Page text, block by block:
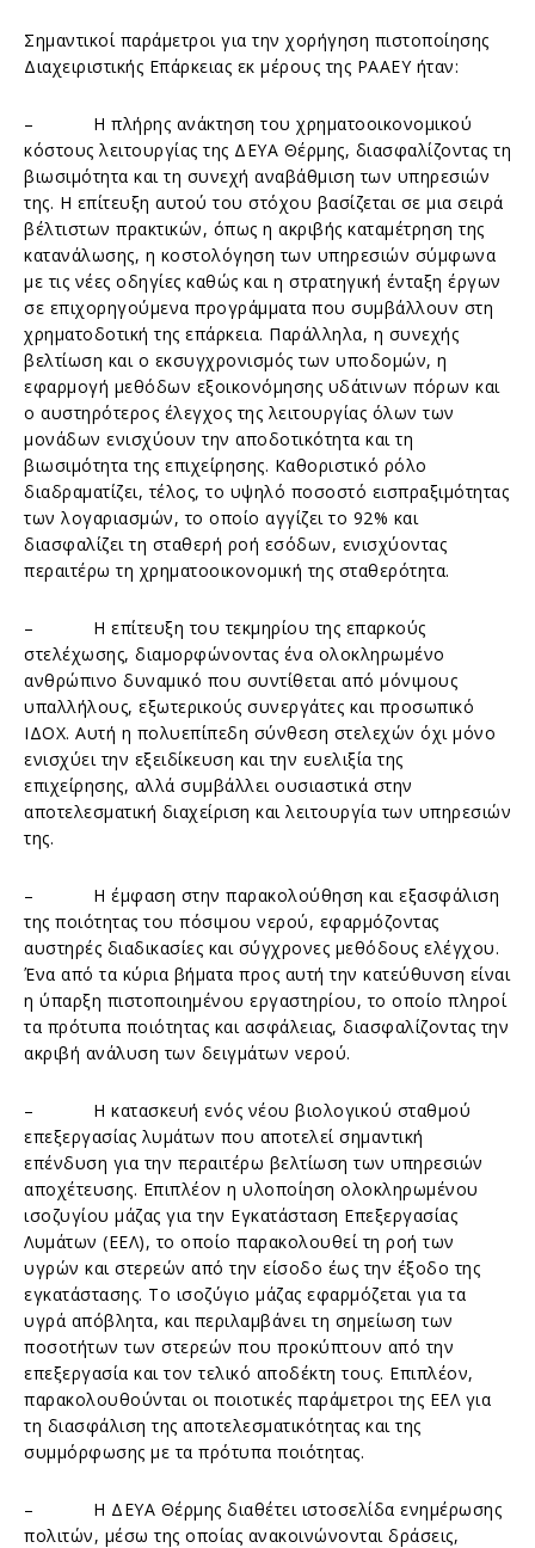
Σημαντικοί παράμετροι για την χορήγηση πιστοποίησης
Διαχειριστικής Επάρκειας εκ μέρους της ΡΑΑΕΥ ήταν:
– Η πλήρης ανάκτηση του χρηματοοικονομικού
κόστους λειτουργίας της ΔΕΥΑ Θέρμης, διασφαλίζοντας τη
βιωσιμότητα και τη συνεχή αναβάθμιση των υπηρεσιών
της. Η επίτευξη αυτού του στόχου βασίζεται σε μια σειρά
βέλτιστων πρακτικών, όπως η ακριβής καταμέτρηση της
κατανάλωσης, η κοστολόγηση των υπηρεσιών σύμφωνα
με τις νέες οδηγίες καθώς και η στρατηγική ένταξη έργων
σε επιχορηγούμενα προγράμματα που συμβάλλουν στη
χρηματοδοτική της επάρκεια. Παράλληλα, η συνεχής
βελτίωση και ο εκσυγχρονισμός των υποδομών, η
εφαρμογή μεθόδων εξοικονόμησης υδάτινων πόρων και
ο αυστηρότερος έλεγχος της λειτουργίας όλων των
μονάδων ενισχύουν την αποδοτικότητα και τη
βιωσιμότητα της επιχείρησης. Καθοριστικό ρόλο
διαδραματίζει, τέλος, το υψηλό ποσοστό εισπραξιμότητας
των λογαριασμών, το οποίο αγγίζει το 92% και
διασφαλίζει τη σταθερή ροή εσόδων, ενισχύοντας
περαιτέρω τη χρηματοοικονομική της σταθερότητα.
– Η επίτευξη του τεκμηρίου της επαρκούς
στελέχωσης, διαμορφώνοντας ένα ολοκληρωμένο
ανθρώπινο δυναμικό που συντίθεται από μόνιμους
υπαλλήλους, εξωτερικούς συνεργάτες και προσωπικό
ΙΔΟΧ. Αυτή η πολυεπίπεδη σύνθεση στελεχών όχι μόνο
ενισχύει την εξειδίκευση και την ευελιξία της
επιχείρησης, αλλά συμβάλλει ουσιαστικά στην
αποτελεσματική διαχείριση και λειτουργία των υπηρεσιών
της.
– Η έμφαση στην παρακολούθηση και εξασφάλιση
της ποιότητας του πόσιμου νερού, εφαρμόζοντας
αυστηρές διαδικασίες και σύγχρονες μεθόδους ελέγχου.
Ένα από τα κύρια βήματα προς αυτή την κατεύθυνση είναι
η ύπαρξη πιστοποιημένου εργαστηρίου, το οποίο πληροί
τα πρότυπα ποιότητας και ασφάλειας, διασφαλίζοντας την
ακριβή ανάλυση των δειγμάτων νερού.
– Η κατασκευή ενός νέου βιολογικού σταθμού
επεξεργασίας λυμάτων που αποτελεί σημαντική
επένδυση για την περαιτέρω βελτίωση των υπηρεσιών
αποχέτευσης. Επιπλέον η υλοποίηση ολοκληρωμένου
ισοζυγίου μάζας για την Εγκατάσταση Επεξεργασίας
Λυμάτων (ΕΕΛ), το οποίο παρακολουθεί τη ροή των
υγρών και στερεών από την είσοδο έως την έξοδο της
εγκατάστασης. Το ισοζύγιο μάζας εφαρμόζεται για τα
υγρά απόβλητα, και περιλαμβάνει τη σημείωση των
ποσοτήτων των στερεών που προκύπτουν από την
επεξεργασία και τον τελικό αποδέκτη τους. Επιπλέον,
παρακολουθούνται οι ποιοτικές παράμετροι της ΕΕΛ για
τη διασφάλιση της αποτελεσματικότητας και της
συμμόρφωσης με τα πρότυπα ποιότητας.
– Η ΔΕΥΑ Θέρμης διαθέτει ιστοσελίδα ενημέρωσης
πολιτών, μέσω της οποίας ανακοινώνονται δράσεις,